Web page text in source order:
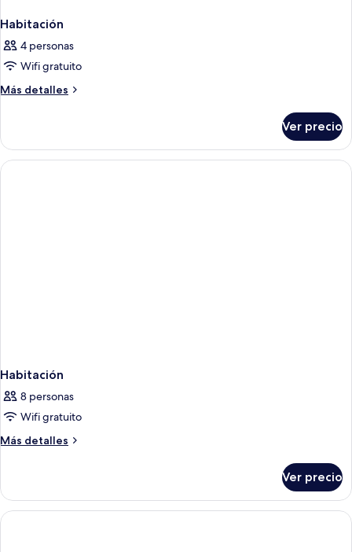
Habitación
4 personas
Wifi gratuito
Más detalles
Más
Ver precio
Habitación
8 personas
Wifi gratuito
Más detalles
Más
Ver precio